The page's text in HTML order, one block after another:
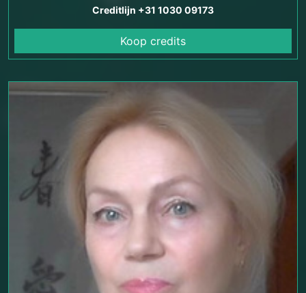
Creditlijn +31 1030 09173
Koop credits